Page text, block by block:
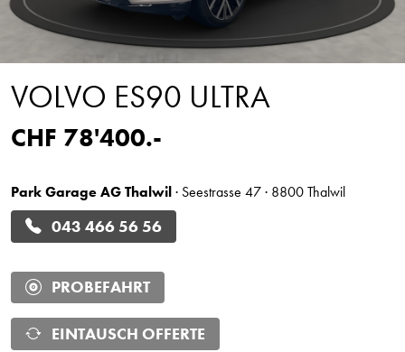
VOLVO ES90 ULTRA
CHF 78'400.-
Park Garage AG Thalwil· Seestrasse 47 · 8800 Thalwil
043 466 56 56
PROBEFAHRT
EINTAUSCH OFFERTE